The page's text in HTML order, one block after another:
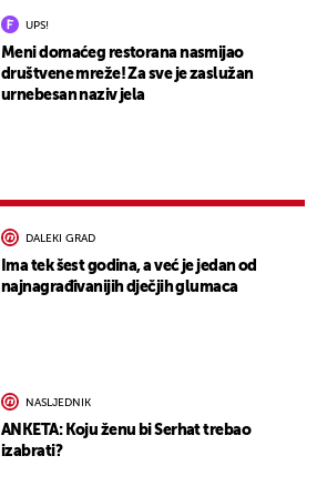
UPS!
Meni domaćeg restorana nasmijao
društvene mreže! Za sve je zaslužan
urnebesan naziv jela
DALEKI GRAD
Ima tek šest godina, a već je jedan od
najnagrađivanijih dječjih glumaca
NASLJEDNIK
ANKETA: Koju ženu bi Serhat trebao
izabrati?